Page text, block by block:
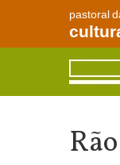
pastoral